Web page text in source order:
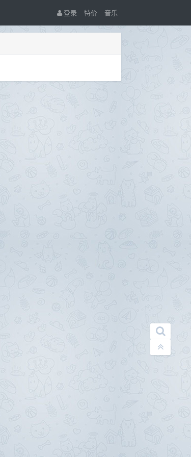
登录 特价 音乐